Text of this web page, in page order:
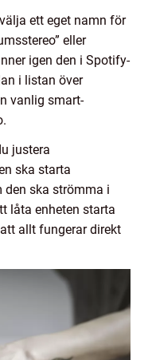
ett eget namn för
eller
igen den i Spotify-
i listan över
vanlig smart-
justera
ska starta
den ska strömma i
låta enheten starta
allt fungerar direkt